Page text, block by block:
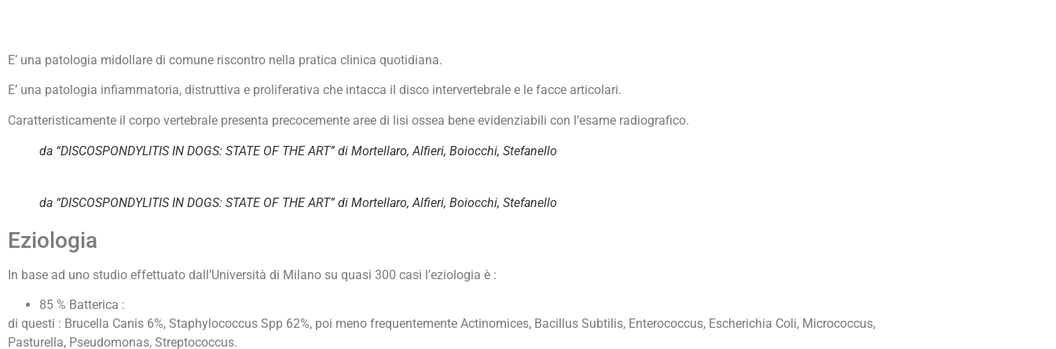
E’ una patologia midollare di comune riscontro nella pratica clinica quotidiana.
E’ una patologia infiammatoria, distruttiva e proliferativa che intacca il disco intervertebrale e le facce articolari.
Caratteristicamente il corpo vertebrale presenta precocemente aree di lisi ossea bene evidenziabili con l’esame radiografico.
da “DISCOSPONDYLITIS IN DOGS: STATE OF THE ART” di Mortellaro, Alfieri, Boiocchi, Stefanello
da “DISCOSPONDYLITIS IN DOGS: STATE OF THE ART” di Mortellaro, Alfieri, Boiocchi, Stefanello
Eziologia
In base ad uno studio effettuato dall’Università di Milano su quasi 300 casi l’eziologia è :
85 % Batterica :
di questi : Brucella Canis 6%, Staphylococcus Spp 62%, poi meno frequentemente Actinomices, Bacillus Subtilis, Enterococcus, Escherichia Coli, Micrococcus,
Pasturella, Pseudomonas, Streptococcus.